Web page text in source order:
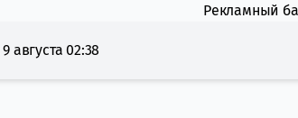
Рекламный
9 августа 02:38